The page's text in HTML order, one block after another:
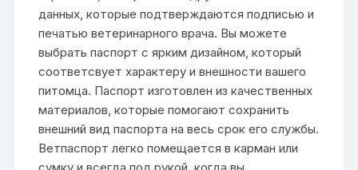
данных, которые подтверждаются подписью и
печатью ветеринарного врача. Вы можете
выбрать паспорт с ярким дизайном, который
соответсвует характеру и внешности вашего
питомца. Паспорт изготовлен из качественных
материалов, которые помогают сохранить
внешний вид паспорта на весь срок его службы.
Ветпаспорт легко помещается в карман или